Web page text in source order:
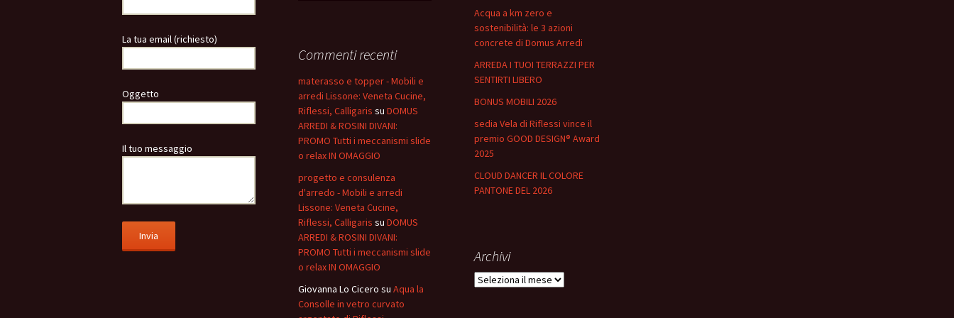
La tua email (richiesto)
Oggetto
Il tuo messaggio
Acqua a km zero e
sostenibilità: le 3 azioni
concrete di Domus Arredi
ARREDA I TUOI TERRAZZI PER
SENTIRTI LIBERO
BONUS MOBILI 2026
sedia Vela di Riflessi vince il
premio GOOD DESIGN® Award
2025
CLOUD DANCER IL COLORE
PANTONE DEL 2026
Commenti recenti
materasso e topper - Mobili e
arredi Lissone: Veneta Cucine,
Riflessi, Calligaris su DOMUS
ARREDI & ROSINI DIVANI:
PROMO Tutti i meccanismi slide
o relax IN OMAGGIO
progetto e consulenza
d'arredo - Mobili e arredi
Lissone: Veneta Cucine,
Riflessi, Calligaris su DOMUS
ARREDI & ROSINI DIVANI:
PROMO Tutti i meccanismi slide
o relax IN OMAGGIO
Giovanna Lo Cicero su Aqua la
Consolle in vetro curvato
Archivi
Archivi